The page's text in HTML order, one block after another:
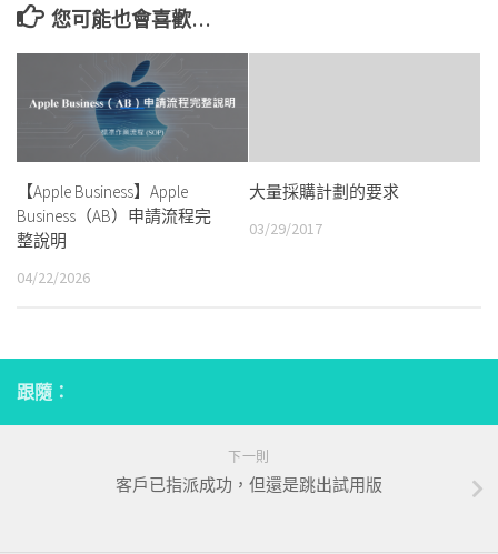
您可能也會喜歡…
【Apple Business】Apple
Business（AB）申請流程完
整說明
04/22/2026
大量採購計劃的要求
03/29/2017
跟隨：
下一則
客戶已指派成功，但還是跳出試用版